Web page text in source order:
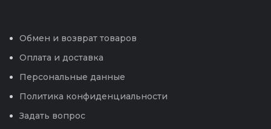
Обмен и возврат товаров
Оплата и доставка
Персональные данные
Политика конфиденциальности
Задать вопрос